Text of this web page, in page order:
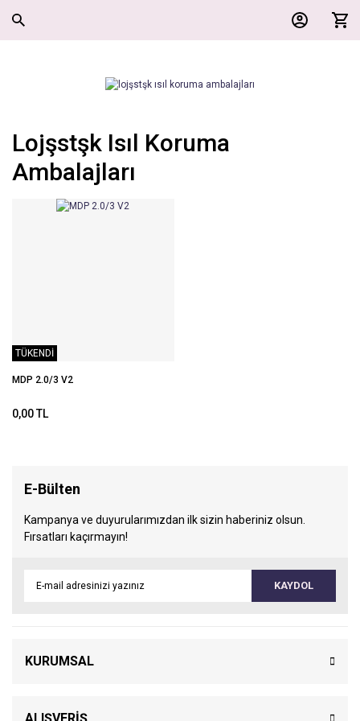
Lojşstşk Isıl Koruma
Ambalajları
TÜKENDİ
MDP 2.0/3 V2
0,00 TL
E-Bülten
Kampanya ve duyurularımızdan ilk sizin haberiniz olsun.
Fırsatları kaçırmayın!
KAYDOL
KURUMSAL
ALIŞVERİŞ